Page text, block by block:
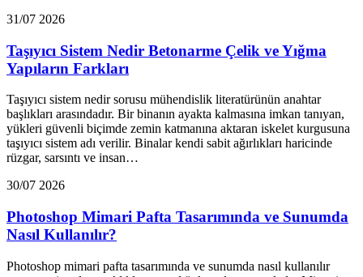
31/07 2026
Taşıyıcı Sistem Nedir Betonarme Çelik ve Yığma
Yapıların Farkları
Taşıyıcı sistem nedir sorusu mühendislik literatürünün anahtar
başlıkları arasındadır. Bir binanın ayakta kalmasına imkan tanıyan,
yükleri güvenli biçimde zemin katmanına aktaran iskelet kurgusuna
taşıyıcı sistem adı verilir. Binalar kendi sabit ağırlıkları haricinde
rüzgar, sarsıntı ve insan…
30/07 2026
Photoshop Mimari Pafta Tasarımında ve Sunumda
Nasıl Kullanılır?
Photoshop mimari pafta tasarımında ve sunumda nasıl kullanılır